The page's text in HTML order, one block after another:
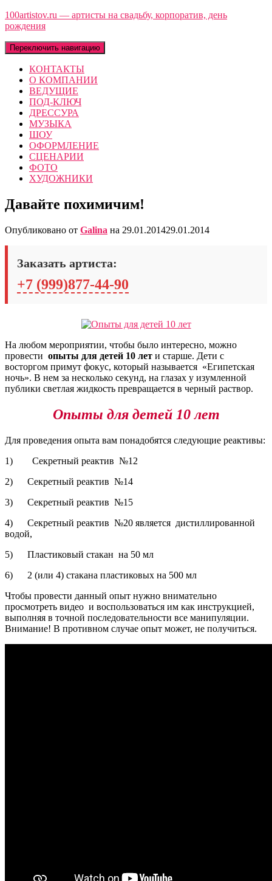
100artistov.ru — артисты на свадьбу, корпоратив, день
рождения
Переключить навигацию
КОНТАКТЫ
О КОМПАНИИ
ВЕДУЩИЕ
ПОД-КЛЮЧ
ДРЕССУРА
МУЗЫКА
ШОУ
ОФОРМЛЕНИЕ
СЦЕНАРИИ
ФОТО
ХУДОЖНИКИ
Давайте похимичим!
Опубликовано от Galina на 29.01.201429.01.2014
Заказать артиста:
+7 (999)877-44-90
На любом мероприятии, чтобы было интересно, можно
провести опыты для детей 10 лет и старше. Дети с
восторгом примут фокус, который называется «Египетская
ночь». В нем за несколько секунд, на глазах у изумленной
публики светлая жидкость превращается в черный раствор.
Опыты для детей 10 лет
Для проведения опыта вам понадобятся следующие реактивы:
1) Секретный реактив №12
2) Секретный реактив №14
3) Секретный реактив №15
4) Секретный реактив №20 является дистиллированной
водой,
5) Пластиковый стакан на 50 мл
6) 2 (или 4) стакана пластиковых на 500 мл
Чтобы провести данный опыт нужно внимательно
просмотреть видео и воспользоваться им как инструкцией,
выполняя в точной последовательности все манипуляции.
Внимание! В противном случае опыт может, не получиться.